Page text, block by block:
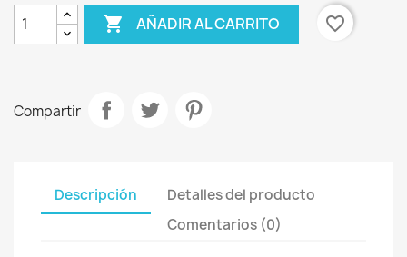
 AÑADIR AL CARRITO favorite_border
Compartir
Descripción
Detalles del producto
Comentarios (0)